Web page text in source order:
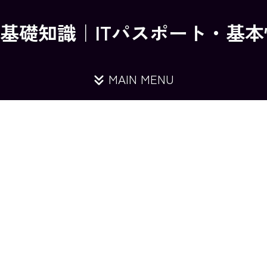
礎知識｜ITパスポート・基
MAIN MENU